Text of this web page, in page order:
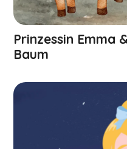
Prinzessin Emma
Baum